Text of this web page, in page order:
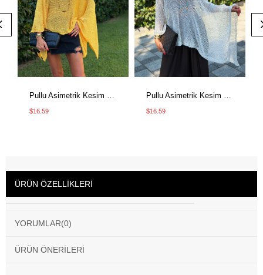
$16.59 $16.59
ÜRÜN ÖZELLIKLERI
YORUMLAR(0)
ÜRÜN ÖNERILERI